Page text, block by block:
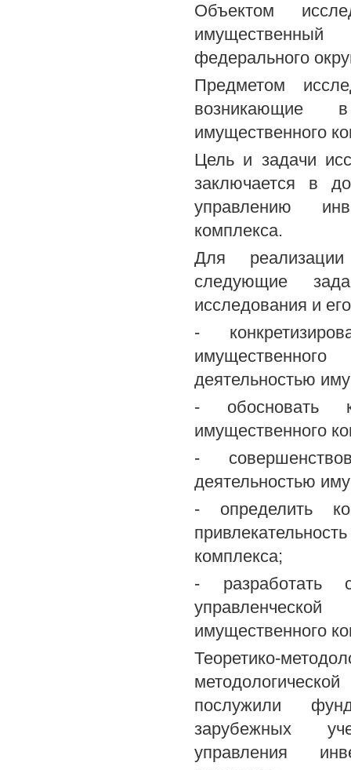
Объектом
имущественный
федерального
Предметом
возникающие
имущественного
Цель и задачи
заключается в
управлению
комплекса.
Для
следующие
исследования и
-
деятельностью
- обосновать
имущественного
-
деятельностью
- определить
комплекса;
- разработать
имущественного
Теоретико-
послужили
зарубежных
управления